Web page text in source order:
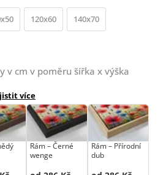
120x60 140x70
v cm v poměru šířka x výška
více
Rám –⁠⁠⁠⁠⁠⁠ Černé
wenge
Rám –⁠⁠⁠⁠⁠⁠ Přírodní
dub